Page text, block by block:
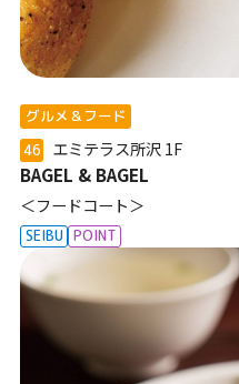
グルメ＆フード
46
エミテラス所沢 1F
BAGEL & BAGEL
＜フードコート＞
SEIBU POINT